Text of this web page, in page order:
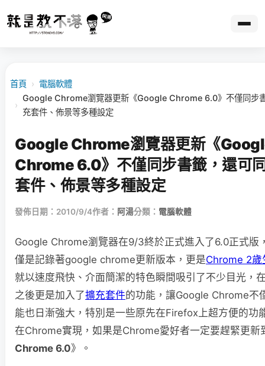
首頁 › 電腦軟體
›
Google Chrome瀏覽器更新《Google Chrome 6.0》不僅同步
充套件、佈景等多種設定
Google Chrome瀏覽器更新《
Chrome 6.0》不僅同步書籤，還可
套件、佈景等多種設定
發佈日期：2010/9/4作者： 阿湯分類： 電腦軟體
Google Chrome瀏覽器在9/3終於正式進入了6.0正式版
僅是記錄著google chrome更新版本，更是Chrome 2歲
就以速度飛快、介面簡潔的特色瞬間吸引了不少目光，
之後更是加入了擴充套件的功能，讓Google Chrome不
能也日漸強大，特別是一些原先在Firefox上超方便的功
在Chrome實現，如果是Chrome愛好者一定要趕緊更新
Chrome 6.0》。